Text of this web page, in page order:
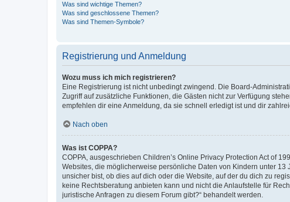
Was sind wichtige Themen?
Was sind geschlossene Themen?
Was sind Themen-Symbole?
Registrierung und Anmeldung
Wozu muss ich mich registrieren?
Eine Registrierung ist nicht unbedingt zwingend. Die Board-
Zugriff auf zusätzliche Funktionen, die Gästen nicht zur Verfügung
empfehlen dir eine Anmeldung, da sie schnell erledigt ist und dir
Nach oben
Was ist COPPA?
COPPA, ausgeschrieben Children’s Online Privacy Protection Act of
Websites, die möglicherweise persönliche Daten von Kindern unter
unsicher bist, ob dies auf dich oder die Website, auf der du dich zu
keine Rechtsberatung anbieten kann und nicht die Anlaufstelle für
juristische Anfragen zu diesem Forum gibt?“ behandelt werden.